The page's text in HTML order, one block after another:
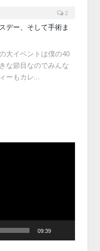
2
デー、そして手術ま
大イベントは僕の40
な節目なのでみんな
ーもカレ…
09:39